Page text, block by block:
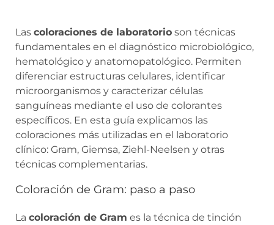
Las coloraciones de laboratorio son técnicas
fundamentales en el diagnóstico microbiológico,
hematológico y anatomopatológico. Permiten
diferenciar estructuras celulares, identificar
microorganismos y caracterizar células
sanguíneas mediante el uso de colorantes
específicos. En esta guía explicamos las
coloraciones más utilizadas en el laboratorio
clínico: Gram, Giemsa, Ziehl-Neelsen y otras
técnicas complementarias.
Coloración de Gram: paso a paso
La coloración de Gram es la técnica de tinción